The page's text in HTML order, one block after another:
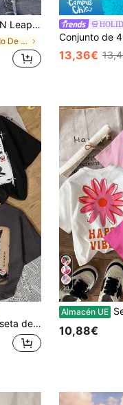
simple para niña preadolescente, informal para primavera y verano
en Tejido De Punto Camisetas para niñas preadolesc
13,36€
la escuela, salidas y uso diario, set versátil de varias piezas, lindo
13
Almacén UE Set de 3 camisetas de manga
10,88€